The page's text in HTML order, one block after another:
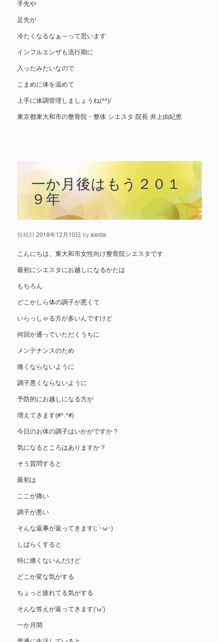
手先や
足先が
冷たくなるなぁ～って思います
インフルエンザも流行期に
入ったみたいなので
こまめに体を温めて
上手に体調管理しましょうね(^^)/
東京都東大和市の整骨院・整体 シエスタ 院長 井上由紀恵
一か月後はもう２０１
９年
投稿日 2018年12月10日 bysiesta
こんにちは、東大和市女性向け整骨院シエスタです
最初にシエスタにお越しになるかたは
もちろん
どこかしら体の調子が悪くて
いらっしゃる方が多いんですけど
何回か通っていただくうちに
メンテナンスのため
痛くならないように
調子悪くならないように
予防的にお越しになる方が
増えてきます(#^.^#)
今日のお体の調子はいかがですか？
気になるところはありますか？
そう質問すると
最初は
ここが痛い
調子が悪い
そんな返事が返ってきます(;´･ω･)
しばらくすると
特に痛くないんだけど
どこか変な気がする
ちょっと疲れてる気がする
そんな答えが返ってきます(‘ω’)
一か月間